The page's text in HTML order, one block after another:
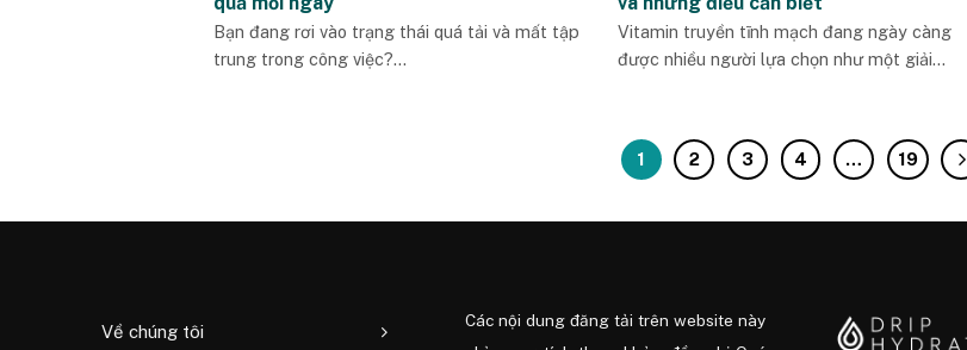
Bạn đang rơi vào trạng thái quá tải và mất tập
trung trong công việc?...
Vitamin truyền tĩnh mạch đang ngày càng
được nhiều người lựa chọn như một giải...
1 2 3 4 … 19
Về chúng tôi
Các nội dung đăng tải trên website này